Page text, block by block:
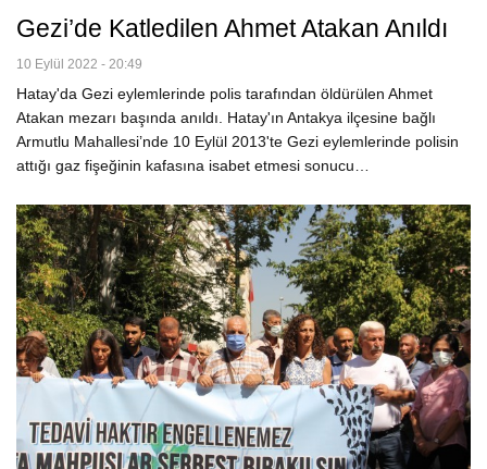
Gezi’de Katledilen Ahmet Atakan Anıldı
10 Eylül 2022 - 20:49
Hatay'da Gezi eylemlerinde polis tarafından öldürülen Ahmet
Atakan mezarı başında anıldı. Hatay'ın Antakya ilçesine bağlı
Armutlu Mahallesi’nde 10 Eylül 2013'te Gezi eylemlerinde polisin
attığı gaz fişeğinin kafasına isabet etmesi sonucu…